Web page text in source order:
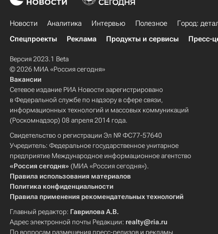
Новости Аналитика Интервью Полезное
Город:
Спецпроекты
Реклама Продукты и сервисы Пресс-
Версия 2023.1 Beta
© 2026 МИА «Россия сегодня»
Вакансии
Сетевое издание РИА Новости зарегистрировано
в Федеральной службе по надзору в сфере связи,
информационных технологий и массовых коммуникаций
(Роскомнадзор) 08 апреля 2014 года.
Свидетельство о регистрации Эл № ФС77-57640
Учредитель: Федеральное государственное унитарное
предприятие Международное информационное агентство
«Россия сегодня» (МИА «Россия сегодня»).
Правила использования материалов
Политика конфиденциальности
Правила применения рекомендательных технологий
Главный редактор: Гаврилова А.В.
Адрес электронной почты Редакции: realty@ria.ru
По вопросам размещения пресс-релизов и рекламы